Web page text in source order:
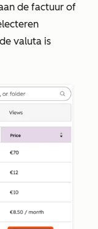
de factuur of
valuta is